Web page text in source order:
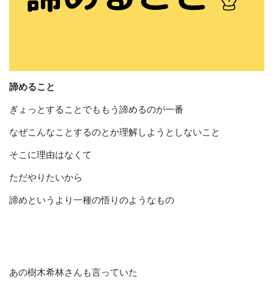
諦めること
ぎょっとすることでももう諦めるのが一番
なぜこんなことするのとか理解しようとしないこと
そこに理由はなくて
ただやりたいから
諦めというより一種の悟りのようなもの
あの樹木希林さんも言っていた